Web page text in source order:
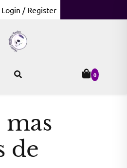
Login / Register
0
de